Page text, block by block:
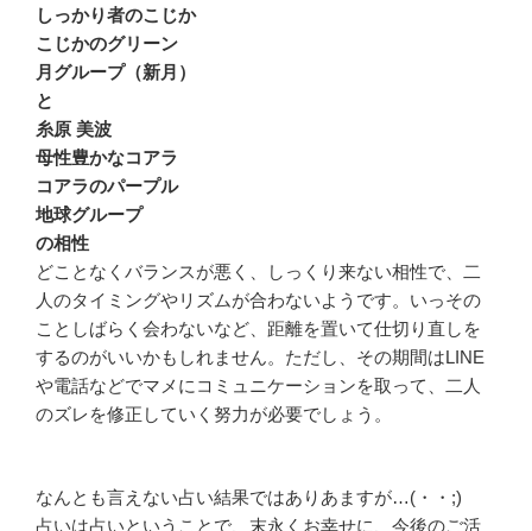
しっかり者のこじか
こじかのグリーン
月グループ（新月）
と
糸原 美波
母性豊かなコアラ
コアラのパープル
地球グループ
の相性
どことなくバランスが悪く、しっくり来ない相性で、二
人のタイミングやリズムが合わないようです。いっその
ことしばらく会わないなど、距離を置いて仕切り直しを
するのがいいかもしれません。ただし、その期間はLINE
や電話などでマメにコミュニケーションを取って、二人
のズレを修正していく努力が必要でしょう。
なんとも言えない占い結果ではありあますが…(・・;)
占いは占いということで、末永くお幸せに、今後のご活